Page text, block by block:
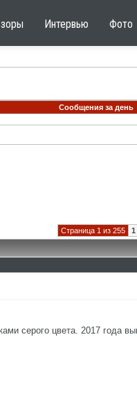
Интервью Фото
Сообщения за день
Страница 1 из 255 1
серого цвета. 2017 года